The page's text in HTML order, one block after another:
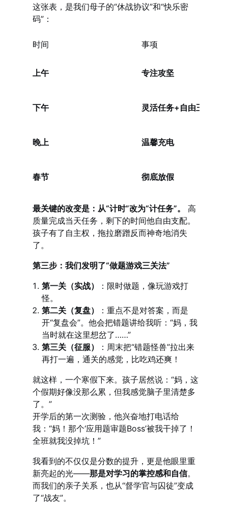
这张表，是我们母子的“休战协议”和“快乐密
码”：
时间 事项
上午 专注攻坚
下午 灵活任务+自由王国
晚上 温馨充电
春节 彻底放假
最关键的改变是：从“计时”改为“计任务”。
高
质量完成当天任务，剩下的时间他自由支配。
孩子有了自主权，拖拉磨蹭反而神奇地消失
了。
第三步：我们发明了“做题游戏三关法”
第一关（实战）
：限时做题，像玩游戏打
怪。
第二关（复盘）
：重点不是对答案，而是
开“复盘会”。他会把错题讲给我听：“妈，我
当时就在这里想岔了……”
第三关（征服）
：周末把“错题怪兽”拉出来
再打一遍，通关的感觉，比吃鸡还爽！
就这样，一个寒假下来。孩子居然说：“妈，这
个假期好像没那么累，但我感觉脑子里清楚多
了。”
开学后的第一次测验，他兴奋地打电话给
我：“妈！那个‘应用题审题Boss’被我干掉了！
全班就我没掉坑！”
我看到的不仅仅是分数的提升，更是他眼里重
新亮起的光——那是对学习的掌控感和自信。
而我们的亲子关系，也从“督学官与囚徒”变成
了“战友”。